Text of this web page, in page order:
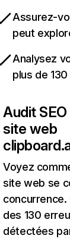
Assurez-
peut
Analysez
plus de
Audit
site web
Voyez
site web se
des 130
détectées